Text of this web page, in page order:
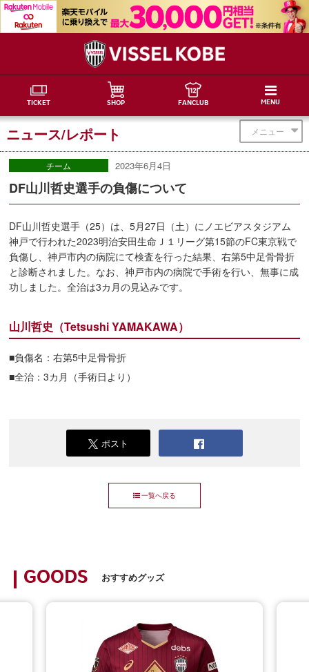
TICKET SHOP FANCLUB MENU
メニュー
ニュース/レポート
チーム 2023年6月4日
DF山川哲史選手の負傷について
DF山川哲史選手（25）は、5月27日（土）にノエビアスタジアム
神戸で行われた2023明治安田生命Ｊ１リーグ第15節のFC東京戦で
負傷し、神戸市内の病院にて検査を行った結果、右第5中足骨骨折
と診断されました。なお、神戸市内の病院で手術を行い、無事に成
功しました。全治は3カ月の見込みです。
山川哲史（Tetsushi YAMAKAWA）
■負傷名：右第5中足骨骨折
■全治：3カ月（手術日より）
ポスト
一覧へ戻る
GOODS おすすめグッズ